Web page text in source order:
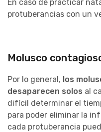
En caso de practicar
protuberancias con un
Molusco
Por lo general, los
desaparecen solos al
difícil determinar el
para poder eliminar la
cada protuberancia